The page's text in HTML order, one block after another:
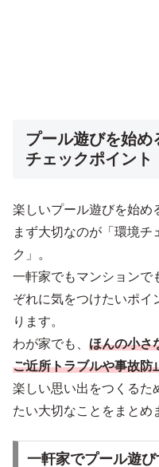
プール遊びを始め
チェックポイント
楽しいプール遊びを始め
まず大切なのが「環境チ
ク」。
一軒家でもマンションで
ぞれに気をつけたいポイ
ります。
わが家でも、 ほんの小さ
ご近所トラブルや事故防
楽しい思い出をつくるた
たい大切なことをまとめ
一軒家でプール遊